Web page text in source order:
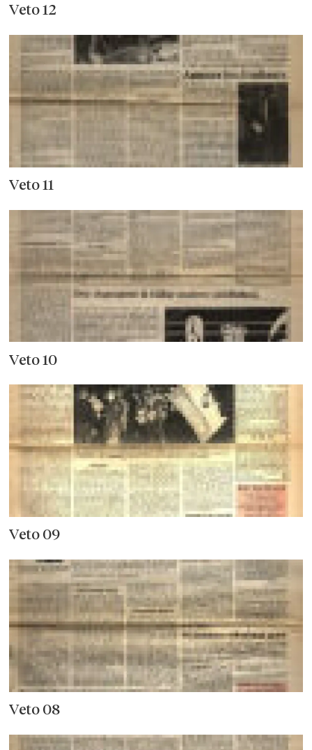
Veto 12
Veto 11
Veto 10
Veto 09
Veto 08